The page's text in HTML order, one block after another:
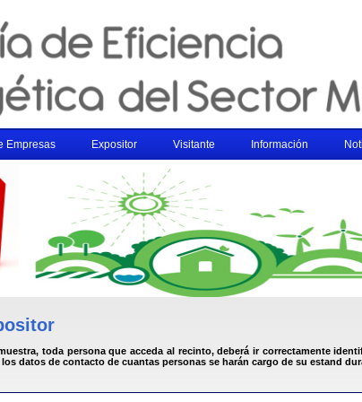
Empresas Expositor Visitante Información
toda persona que acceda al recinto, deberá ir correctamente
datos de contacto de cuantas personas se harán cargo de su estand